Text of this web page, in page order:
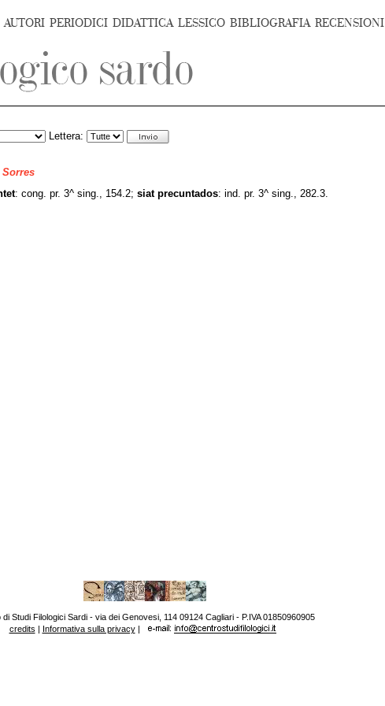
AUTORI PERIODICI DIDATTICA LESSICO BIBLIOGRAFIA RECENSIONI
Lettera:
: cong. pr. 3^ sing., 154.2; siat precuntados: ind. pr. 3^ sing., 282.3.
di Studi Filologici Sardi - via dei Genovesi, 114 09124 Cagliari - P.IVA 01850960905
credits | Informativa sulla privacy|